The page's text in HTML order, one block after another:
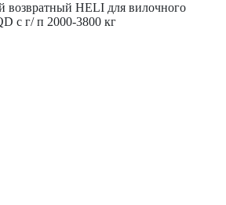
возвратный HELI для вилочного
с г/ п 2000-3800 кг